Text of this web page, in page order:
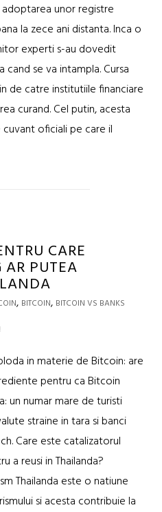
unor registre
la zece ani distanta. Inca o
experti s-au dovedit
se va intampla. Cursa
de catre institutiile financiare
curand. Cel putin, acesta
oficiali pe care il
CARE
PUTEA
, BITCOIN, BITCOIN VS BANKS
in materie de Bitcoin: are
pentru ca Bitcoin
un numar mare de turisti
straine in tara si banci
Care este catalizatorul
a reusi in Thailanda?
Thailanda este o natiune
si acesta contribuie la